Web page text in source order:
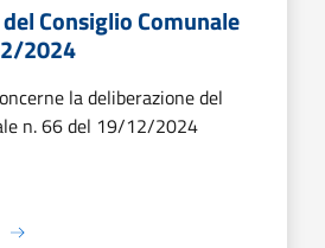
Consiglio Comunale
2024
la deliberazione del
n. 66 del 19/12/2024